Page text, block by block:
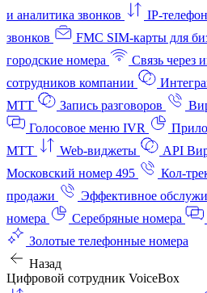
и аналитика звонков
IP-
звонков
FMC SIM-карты для
городские номера
Связь через
сотрудников компании
МТТ
Запись разговоров
Голосовое меню IVR
МТТ
Web-виджеты
API
Московский номер 495
Кол-
продажи
Эффективное
номера
Серебряные номера
Золотые телефонные номера
Назад
Цифровой сотрудник VoiceBox